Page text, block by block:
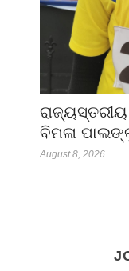
ବିମଳା
August 8, 2026